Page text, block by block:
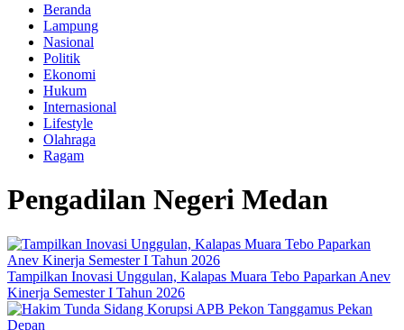
Beranda
Lampung
Nasional
Politik
Ekonomi
Hukum
Internasional
Lifestyle
Olahraga
Ragam
Pengadilan Negeri Medan
Tampilkan Inovasi Unggulan, Kalapas Muara Tebo Paparkan Anev
Kinerja Semester I Tahun 2026